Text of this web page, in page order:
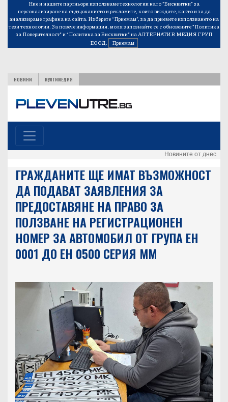
Ние и нашите партньори използваме технологии като “Бисквитки” за
персонализиране на съдържанието и рекламите, които виждате, както и за да
анализираме трафика на сайта. Изберете “Приемам”, за да приемете използването на
тези технологии. За повече информация, моля запознайте се с обновените“Политика
за Поверителност”и“Политика за Бисквитки”на АЛТЕРНАТИВ МЕДИЯ ГРУП
ЕООД.
Приемам
НОВИНИ МУЛТИМЕДИЯ
Новините от днес
ГРАЖДАНИТЕ ЩЕ ИМАТ ВЪЗМОЖНОСТ
ДА ПОДАВАТ ЗАЯВЛЕНИЯ ЗА
ПРЕДОСТАВЯНЕ НА ПРАВО ЗА
ПОЛЗВАНЕ НА РЕГИСТРАЦИОНЕН
НОМЕР ЗА АВТОМОБИЛ ОТ ГРУПА ЕН
0001 ДО EH 0500 СЕРИЯ MМ